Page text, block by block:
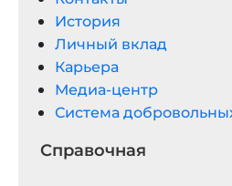
История
Личный вклад
Карьера
Медиа-центр
Система
Справочная